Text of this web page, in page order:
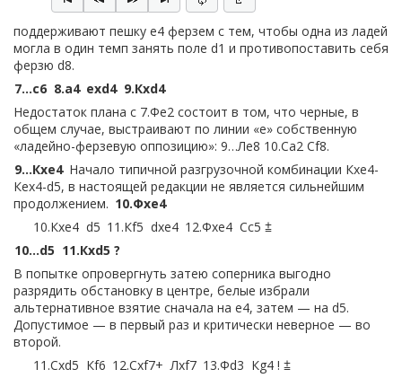
поддерживают пешку e4 ферзем с тем, чтобы одна из ладей
могла в один темп занять поле d1 и противопоставить себя
ферзю d8.
7…c6 8.a4 exd4 9.Кxd4
Недостаток плана c 7.Фe2 состоит в том, что черные, в
общем случае, выстраивают по линии «e» собственную
«ладейно-ферзевую оппозицию»: 9…Лe8 10.Сa2 Сf8.
9…Кxe4 Начало типичной разгрузочной комбинации Кxe4-
Кex4-d5, в настоящей редакции не является сильнейшим
продолжением. 10.Фxe4
10.Кxe4 d5 11.Кf5 dxe4 12.Фxe4 Сc5 ⩲
10…d5 11.Кxd5 ?
В попытке опровергнуть затею соперника выгодно
разрядить обстановку в центре, белые избрали
альтернативное взятие сначала на e4, затем — на d5.
Допустимое — в первый раз и критически неверное — во
второй.
11.Сxd5 Кf6 12.Сxf7+ Лxf7 13.Фd3 Кg4 ! ⩲